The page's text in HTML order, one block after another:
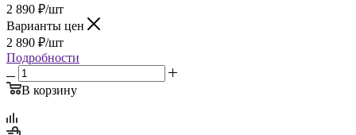
2 890 ₽/шт
Варианты цен
2 890 ₽/шт
Подробности
В корзину